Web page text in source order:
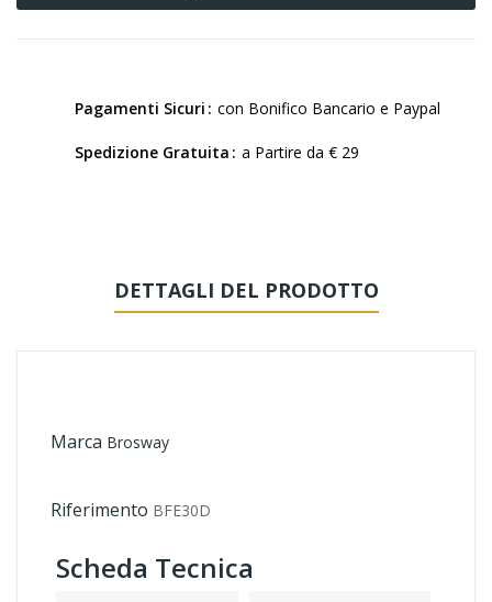
Pagamenti Sicuri con Bonifico Bancario e Paypal
Spedizione Gratuita a Partire da € 29
DETTAGLI DEL PRODOTTO
Marca Brosway
Riferimento BFE30D
Scheda Tecnica